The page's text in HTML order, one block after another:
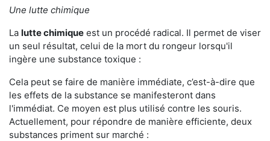
Une lutte chimique
La lutte chimique est un procédé radical. Il permet de viser
un seul résultat, celui de la mort du rongeur lorsqu'il
ingère une substance toxique :
Cela peut se faire de manière immédiate, c’est-à-dire que
les effets de la substance se manifesteront dans
l'immédiat. Ce moyen est plus utilisé contre les souris.
Actuellement, pour répondre de manière efficiente, deux
substances priment sur marché :